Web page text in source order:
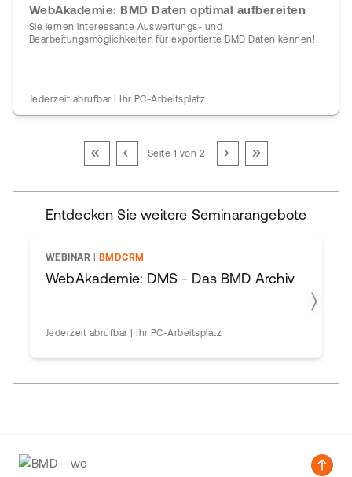
WebAkademie: BMD Daten optimal aufbereiten
Sie lernen interessante Auswertungs- und
Bearbeitungsmöglichkeiten für exportierte BMD Daten kennen!
Jederzeit abrufbar | Ihr PC-Arbeitsplatz
Seite 1 von 2
Entdecken Sie weitere Seminarangebote
WEBINAR BMDCRM
WebAkademie: DMS - Das BMD Archiv
Jederzeit abrufbar | Ihr PC-Arbeitsplatz